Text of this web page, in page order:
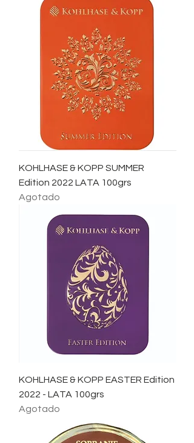
KOHLHASE & KOPP SUMMER
Edition 2022 LATA 100grs
Agotado
KOHLHASE & KOPP EASTER Edition
2022 - LATA 100grs
Agotado